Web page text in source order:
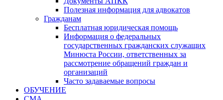
Полезная информация для адвокатов
Гражданам
Бесплатная юридическая помощь
Информация о федеральных
государственных гражданских служащих
Минюста России, ответственных за
рассмотрение обращений граждан и
организаций
Часто задаваемые вопросы
ОБУЧЕНИЕ